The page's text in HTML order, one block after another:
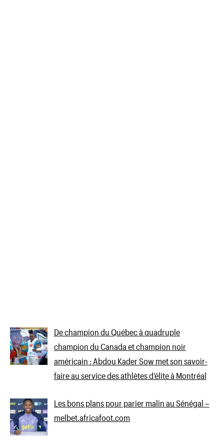
De champion du Québec à quadruple
champion du Canada et champion noir
américain : Abdou Kader Sow met son savoir-
faire au service des athlètes d’élite à Montréal
Les bons plans pour parier malin au Sénégal –
melbet.africafoot.com